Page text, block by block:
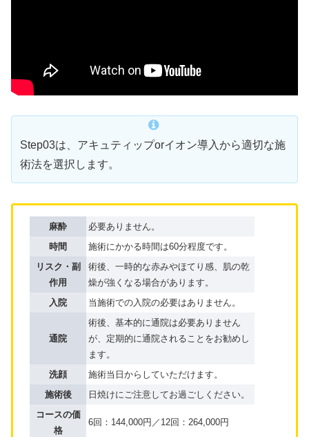
Step03は、アキュティップorイオン導入から適切な施
術法を選択します。
麻酔
必要ありません。
時間
施術にかかる時間は60分程度です。
リスク・副
作用
術後、一時的な赤みやほてり感、肌の乾
燥が強くなる場合があります。
入院
当施術での入院の必要はありません。
通院
術後、基本的に通院は必要ありません
が、定期的に通院されることをお勧めし
ます。
洗顔
施術当日からしていただけます。
施術後
日焼けにご注意してお過ごしください。
コースの価
格
6回：144,000円／12回：264,000円